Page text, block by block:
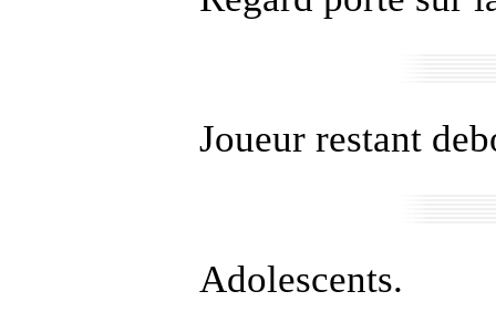
Joueur restant
Adolescents.